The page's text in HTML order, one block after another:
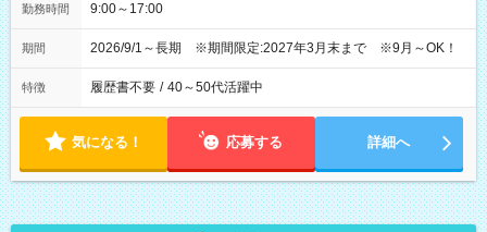
勤務時間 9:00～17:00
期間 2026/9/1～長期 ※期間限定:2027年3月末まで ※9月～OK！
特徴 履歴書不要 / 40～50代活躍中
気になる！ 応募する 詳細へ